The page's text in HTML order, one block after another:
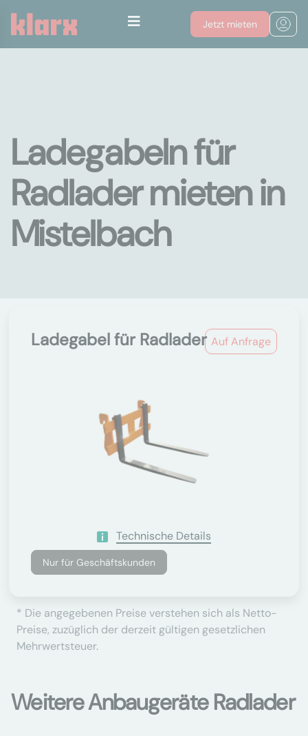
Jetzt mieten
Ladegabeln für
Radlader mieten in
Mistelbach
Auf Anfrage
Ladegabel für Radlader
Technische Details
Nur für Geschäftskunden
* Die angegebenen Preise verstehen sich als Netto-
Preise, zuzüglich der derzeit gültigen gesetzlichen
Mehrwertsteuer.
Weitere Anbaugeräte Radlader